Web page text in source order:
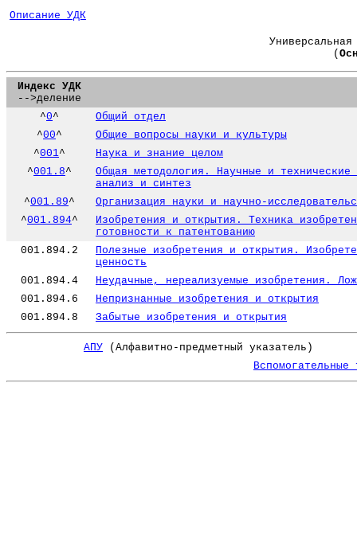
Описание УДК
(
Индекс УДК
-->деление
^0^
Общий отдел
^00^
Общие вопросы науки и культуры
^001^
Наука и знание целом
^001.8^
Общая методология. Научные и
анализ и синтез
^001.89^
Организация науки и научно-
^001.894^
Изобретения и открытия. Техника
готовности к патентованию
001.894.2
Полезные изобретения и открытия.
ценность
001.894.4
Неудачные, нереализуемые изобретения.
001.894.6
Непризнанные изобретения и открытия
001.894.8
Забытые изобретения и открытия
АПУ (Алфавитно-предметный указатель)